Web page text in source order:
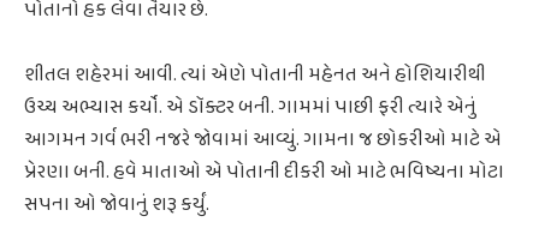
પોતાનો હક લેવા તૈયાર છે.
શીતલ શહેરમાં આવી. ત્યાં એણે પોતાની મહેનત અને હોશિયારીથી
ઉચ્ચ અભ્યાસ કર્યો. એ ડૉક્ટર બની. ગામમાં પાછી ફરી ત્યારે એનું
આગમન ગર્વ ભરી નજરે જોવામાં આવ્યું. ગામના જ છોકરીઓ માટે એ
પ્રેરણા બની. હવે માતાઓ એ પોતાની દીકરી ઓ માટે ભવિષ્યના મોટા
સપના ઓ જોવાનું શરૂ કર્યું.